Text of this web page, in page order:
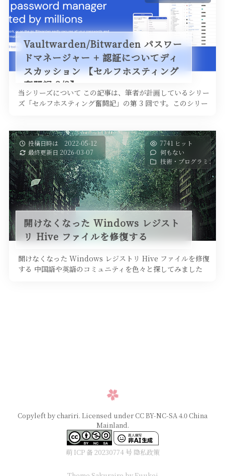
Vaultwarden/Bitwarden パスワー
ドマネージャー + 認証についてディ
スカッション 【セルフホスティング
奮闘記 3/3】
当シリーズについて この記事は、筆者が計画しているシリー
ズ「セルフホスティング奮闘記」の第 3 回です。このシリー
投稿日時は 2022-05-12
最終更新日 2026-03-07
7741 ヒット
何もない
技術・プログラミング
開けなくなった Windows レジスト
リ Hive ファイルを修復する
開けなくなった Windows レジストリ Hive ファイルを修復
する 中国語や英語のコミュニティを色々と探してみました
Copyleft by chariri. Licensed under CC BY-NC-SA 4.0 China
Mainland.
萌 ICP 备 20230774 号 隐私政策